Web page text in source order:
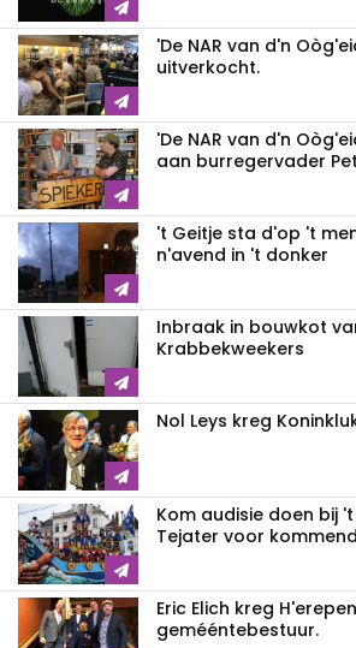
'De NAR van d'n
uitverkocht.
'De NAR van d'n
aan burregervader
't Geitje sta d'op 't
n'avend in 't donker
Inbraak in bouwkot
Krabbekweekers
Nol Leys kreg
Kom audisie doen bij
Tejater voor
Eric Elich kreg
gemééntebestuur.